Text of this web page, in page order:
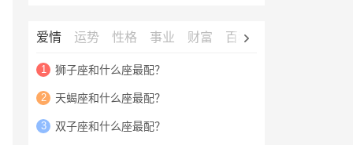
爱情 运势 性格 事业 财富 百科
1 狮子座和什么座最配？
2 天蝎座和什么座最配？
3 双子座和什么座最配？